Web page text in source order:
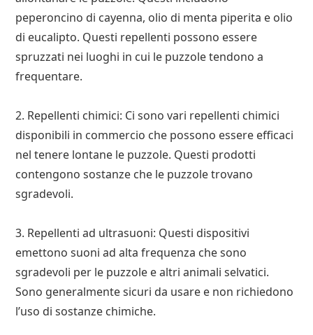
peperoncino di cayenna, olio di menta piperita e olio
di eucalipto. Questi repellenti possono essere
spruzzati nei luoghi in cui le puzzole tendono a
frequentare.
2. Repellenti chimici: Ci sono vari repellenti chimici
disponibili in commercio che possono essere efficaci
nel tenere lontane le puzzole. Questi prodotti
contengono sostanze che le puzzole trovano
sgradevoli.
3. Repellenti ad ultrasuoni: Questi dispositivi
emettono suoni ad alta frequenza che sono
sgradevoli per le puzzole e altri animali selvatici.
Sono generalmente sicuri da usare e non richiedono
l’uso di sostanze chimiche.